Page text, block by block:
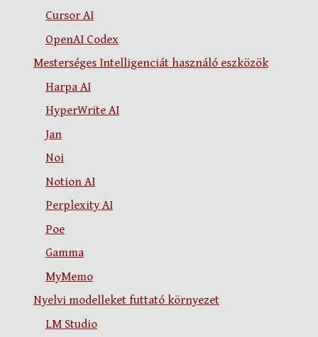
Cursor AI
OpenAI Codex
Mesterséges Intelligenciát használó eszközök
Harpa AI
HyperWrite AI
Jan
Noi
Notion AI
Perplexity AI
Poe
Gamma
MyMemo
Nyelvi modelleket futtató környezet
LM Studio